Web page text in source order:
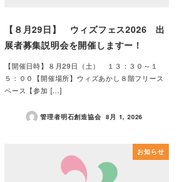
【８月29日】 ウィズフェス2026 出
展者募集説明会を開催しますー！
【開催日時】８月29日（土） １３：３０～１
５：００【開催場所】ウィズあかし８階フリース
ペース【参加 […]
管理者明石創造協会
投稿日
8月 1, 2026
お知らせ